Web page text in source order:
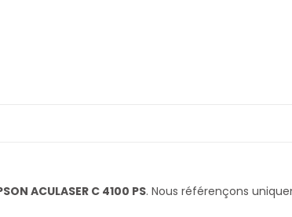
ACULASER C 4100 PS. Nous référençons